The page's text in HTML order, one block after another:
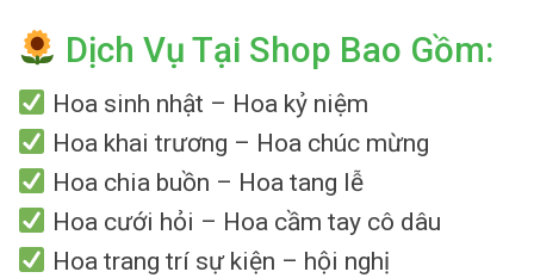
Dịch Vụ Tại Shop Bao Gồm:
Hoa sinh nhật – Hoa kỷ niệm
Hoa khai trương – Hoa chúc mừng
Hoa chia buồn – Hoa tang lễ
Hoa cưới hỏi – Hoa cầm tay cô dâu
Hoa trang trí sự kiện – hội nghị